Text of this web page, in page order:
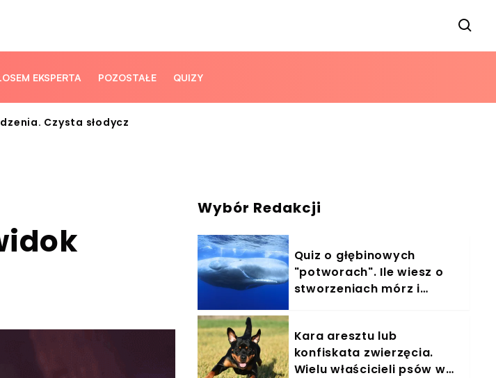
EKSPERTA POZOSTAŁE QUIZY
Czysta słodycz
Wybór Redakcji
Quiz o głębinowych
"potworach". Ile wiesz o
stworzeniach mórz i
Kara aresztu lub
konfiskata zwierzęcia.
Wielu właścicieli psów w